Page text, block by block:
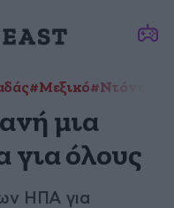
#Μεξικό#Ντόναλντ
μια
για όλους
ΗΠΑ για